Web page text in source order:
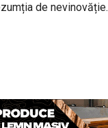
de nevinovăție.